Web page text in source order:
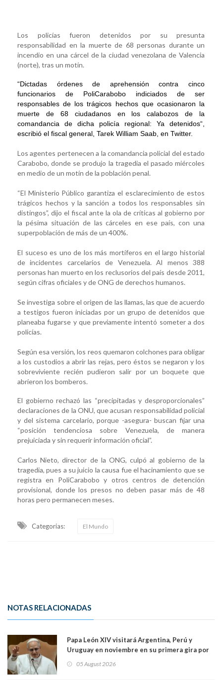
Los policías fueron detenidos por su presunta
responsabilidad en la muerte de 68 personas durante un
incendio en una cárcel de la ciudad venezolana de Valencia
(norte), tras un motín.
“Dictadas órdenes de aprehensión contra cinco
funcionarios de PoliCarabobo indiciados de ser
responsables de los trágicos hechos que ocasionaron la
muerte de 68 ciudadanos en los calabozos de la
comandancia de dicha policía regional: Ya detenidos“,
escribió el fiscal general, Tarek William Saab, en Twitter.
Los agentes pertenecen a la comandancia policial del estado
Carabobo, donde se produjo la tragedia el pasado miércoles
en medio de un motín de la población penal.
“El Ministerio Público garantiza el esclarecimiento de estos
trágicos hechos y la sanción a todos los responsables sin
distingos”, dijo el fiscal ante la ola de críticas al gobierno por
la pésima situación de las cárceles en ese país, con una
superpoblación de más de un 400%.
El suceso es uno de los más mortíferos en el largo historial
de incidentes carcelarios de Venezuela. Al menos 388
personas han muerto en los reclusorios del país desde 2011,
según cifras oficiales y de ONG de derechos humanos.
Se investiga sobre el origen de las llamas, las que de acuerdo
a testigos fueron iniciadas por un grupo de detenidos que
planeaba fugarse y que previamente intentó someter a dos
policías.
Según esa versión, los reos quemaron colchones para obligar
a los custodios a abrir las rejas, pero éstos se negaron y los
sobreviviente recién pudieron salir por un boquete que
abrieron los bomberos.
El gobierno rechazó las “precipitadas y desproporcionales”
declaraciones de la ONU, que acusan responsabilidad policial
y del sistema carcelario, porque -asegura- buscan fijar una
“posición tendenciosa sobre Venezuela, de manera
prejuiciada y sin requerir información oficial”.
Carlos Nieto, director de la ONG, culpó al gobierno de la
tragedia, pues a su juicio la causa fue el hacinamiento que se
registra en PoliCarabobo y otros centros de detención
provisional, donde los presos no deben pasar más de 48
horas pero permanecen meses.
Categorias: El Mundo
NOTAS RELACIONADAS
Papa León XIV visitará Argentina, Perú y
Uruguay en noviembre en su primera gira por
05 August 2026